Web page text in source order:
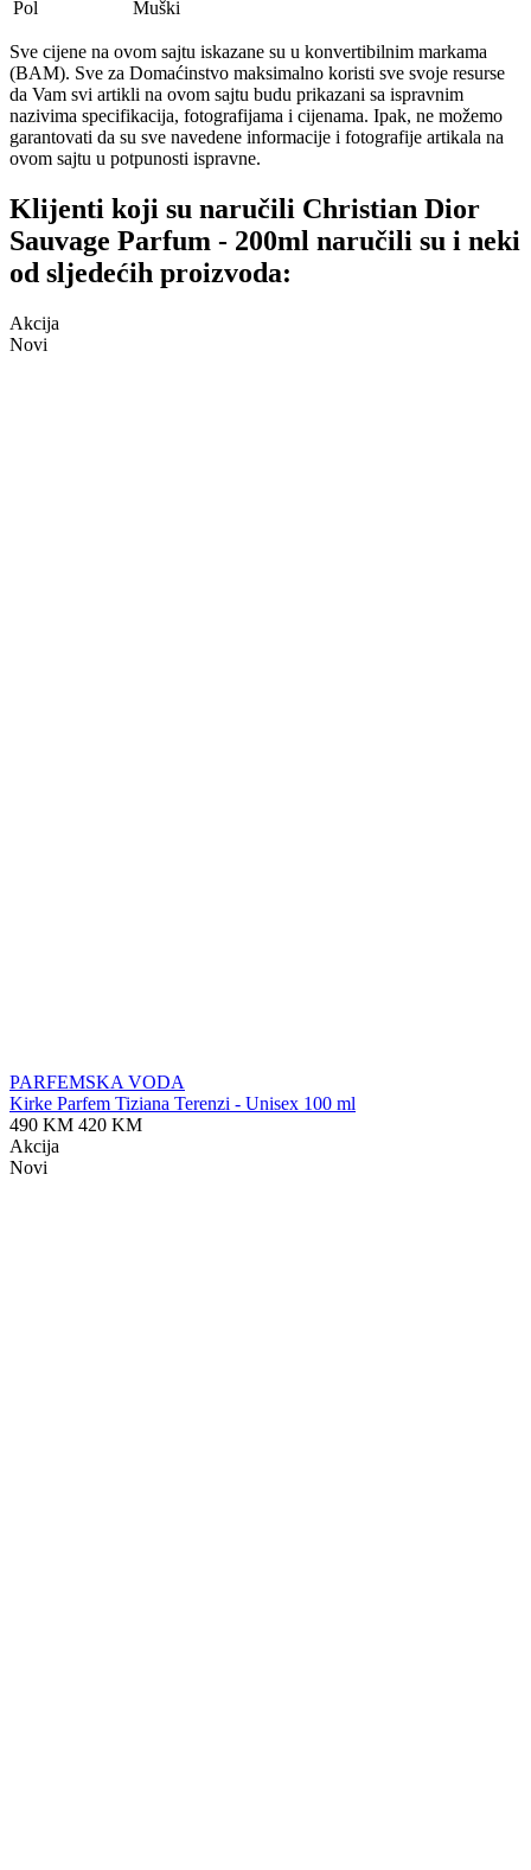
Pol Muški
Sve cijene na ovom sajtu iskazane su u konvertibilnim markama
(BAM). Sve za Domaćinstvo maksimalno koristi sve svoje resurse
da Vam svi artikli na ovom sajtu budu prikazani sa ispravnim
nazivima specifikacija, fotografijama i cijenama. Ipak, ne možemo
garantovati da su sve navedene informacije i fotografije artikala na
ovom sajtu u potpunosti ispravne.
Klijenti koji su naručili Christian Dior
Sauvage Parfum - 200ml naručili su i neki
od sljedećih proizvoda:
Akcija
Novi
PARFEMSKA VODA
Kirke Parfem Tiziana Terenzi - Unisex 100 ml
490 KM 420 KM
Akcija
Novi